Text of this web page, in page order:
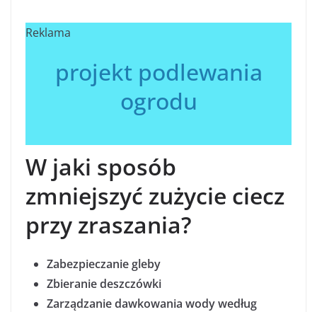
Reklama
projekt podlewania
ogrodu
W jaki sposób
zmniejszyć zużycie ciecz
przy zraszania?
Zabezpieczanie gleby
Zbieranie deszczówki
Zarządzanie dawkowania wody według